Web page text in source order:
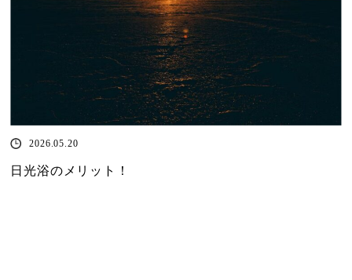
2026.05.20
日光浴のメリット！